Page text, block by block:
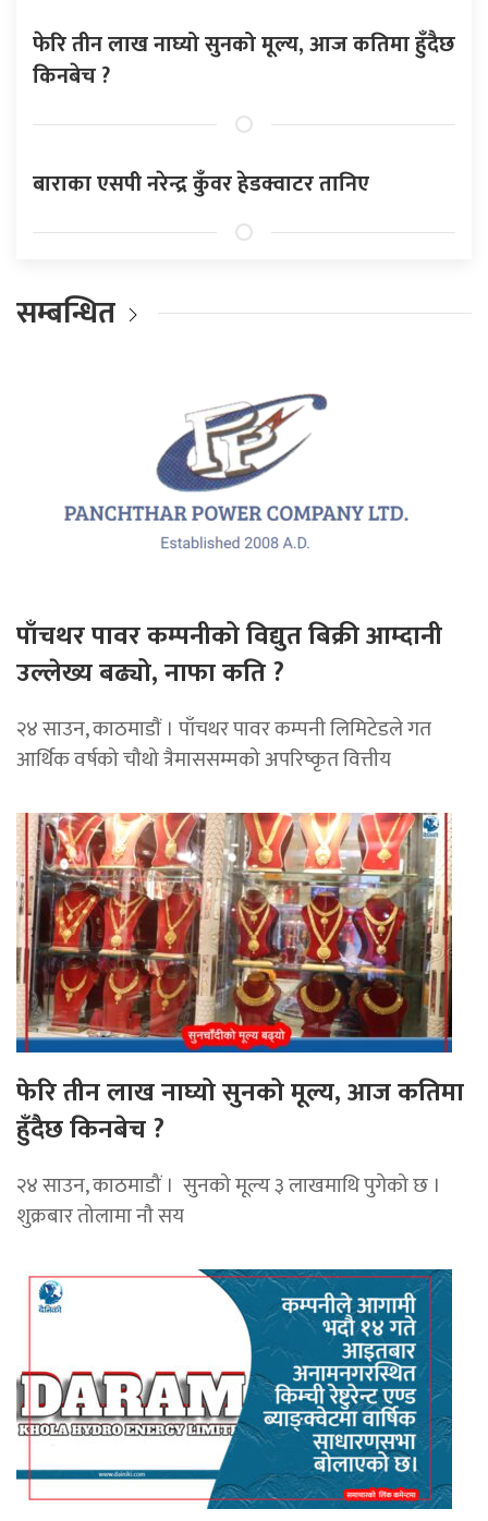
फेरि तीन लाख नाघ्यो सुनको मूल्य, आज कतिमा हुँदैछ
किनबेच ?
बाराका एसपी नरेन्द्र कुँवर हेडक्वाटर तानिए
सम्बन्धित
पाँचथर पावर कम्पनीको विद्युत बिक्री आम्दानी
उल्लेख्य बढ्यो, नाफा कति ?
२४ साउन, काठमाडाैं । पाँचथर पावर कम्पनी लिमिटेडले गत
आर्थिक वर्षको चौथो त्रैमाससम्मको अपरिष्कृत वित्तीय
फेरि तीन लाख नाघ्यो सुनको मूल्य, आज कतिमा
हुँदैछ किनबेच ?
२४ साउन, काठमाडौं । सुनको मूल्य ३ लाखमाथि पुगेको छ ।
शुक्रबार तोलामा नौ सय